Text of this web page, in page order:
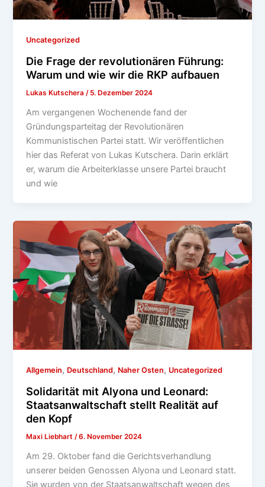
Uncategorized
Die Frage der revolutionären Führung:
Warum und wie wir die RKP aufbauen
Lukas Kutschera / 5. Dezember 2024
Am vergangenen Wochenende fand der
Gründungsparteitag der Revolutionären
Kommunistischen Partei statt. Wir veröffentlichen
hier das Referat von Lukas Kutschera. Darin erklärt
er, warum die Arbeiterklasse unsere Partei braucht
und wie
Allgemein, Deutschland, Naher Osten, Uncategorized
Solidarität mit Alyona und Leonard:
Staatsanwaltschaft stellt Realität auf
den Kopf
Maxi Liebhart/6. November 2024
Am 29. Oktober fand die Gerichtsverhandlung
unserer beiden Genossen Alyona und Leonard statt.
Sie wurden von der Staatsanwaltschaft wegen des